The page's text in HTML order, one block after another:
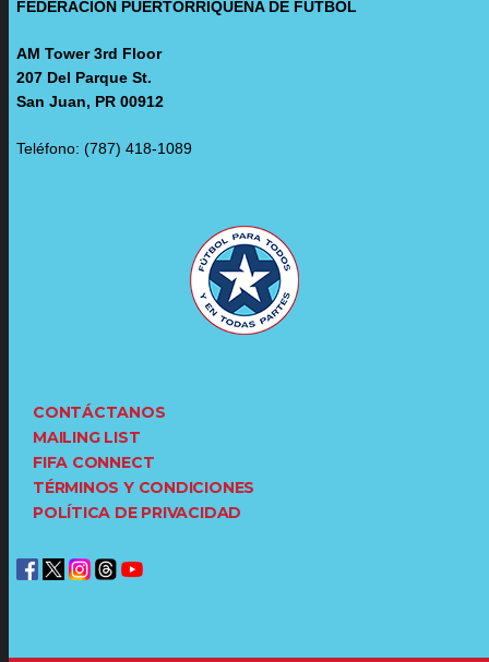
FEDERACIÓN PUERTORRIQUEÑA DE FÚTBOL
AM Tower 3rd Floor
207 Del Parque St.
San Juan, PR 00912
Teléfono: (787) 418-1089
CONTÁCTANOS
MAILING LIST
FIFA CONNECT
TÉRMINOS Y CONDICIONES
POLÍTICA DE PRIVACIDAD